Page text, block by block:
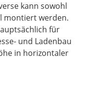
kann sowohl
montiert werden.
für
und Ladenbau
in horizontaler